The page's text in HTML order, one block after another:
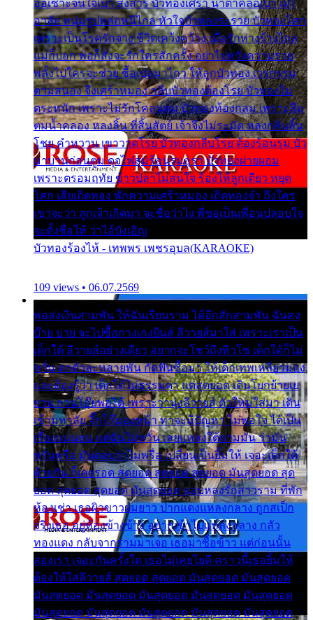
ออเซาะจนใจเบา สงสาร บัวทองเศร้า น้ำตาคลอเบ้า เฝ้า
อาลัย หนุ่มรูปหล่อหนีไกล หัวใจบัวทองระรวย บัวทองโศก
เพราะเป็นโรครักจาง ชีวิตเคว้งคว้าง เมื่อรักห่างร้างไกล
แม่ก็บอก พ่อก็สั่งจะรักใครสักครั้ง อย่าไปหวังความรวย
พลั้งไปใครจะช่วย ซื้อเปลมาไกว ให้ลูกบัวทอง เวรกรรม
ตามสนอง จึงเศร้าหมอง กลีบบัวทองต้องโรย บัวทองไม่
ตระหนัก เพราะไม่รักโคลนตม บัวทองท้องกลม เพราะลืม
ตมน้ำคลอง หลงลิ้น ที่สิ้นสัตย์ เจ้าจึงไม่ระมัด หลงกลิ่นลิ้น
โชย คำหวาน เขาวาดโรย บัวทองกลีบโรย ต้องร้อนรุม บัว
มาบานก่อนตูม ดุจไฟสุมร้อนรุมอุรา บัวทองผ่ายผอม
เพราะตรอมฤทัย ข้าวปลาไม่สนใจ ร้องไห้ลูกเดียว หยุด
โศก เสียเถิดทอง พักความเศร้าหมอง เถิดทองจ๋า ถึงใคร
เขาจะว่า ลูกเจ้าเกิดมา จะชื่อว่าไง พี่ขอเป็นเพื่อนปลอบใจ
จะตั้งชื่อให้ ว่าไอ้บังเอิญ
บัวทองร้องไห้ - เทพพร เพชรอุบล(KARAOKE)
109 views • 06.07.2569
พ่อส่งเงินสามพัน ให้ฉันเรียนราม ได้อีกสักสามพัน ฉันคง
บ๊าย บาย จะไปซื้อกางเกงยีนส์ ลีวายส์มาใส่ เพราะเราเป็น
เด็กใต้ ลีวายส์อย่างเดียว อยากจะโชว์ถึงหิวโซ เด็กใต้ก็ไม่
หวั่น ตกตัวละหลายพัน กัดฟันซื้อมา ให้เด็กเทพเหลียวมอง
และต้องรู้ว่า เด็กใต้ไม่ธรรมดา แต่สุดยอด เดินโยกย้ายเย
ยวน กวนโอ๊ยพอได้ เพราะว่านุ่งลีวายส์ ตัวใหม่ใส่มา เดิน
เข้ามหาลัย จิ๊กโก๊มองหน้า ท่าจะมีปัญหา ไม่พอใจ ได้เป็น
เรื่องแน่นอน แต่ฉันไม่หวั่น เลยแหลงใต้ถามมัน ว่ามัน
พรั่นพรือ มันตอบว่าไม่พรื่อ เปลี่ยนเป็นยิ้มให้ เจอะเด็กใต้
ด้วยกัน ก็เลยรอด สุดยอด สุดยอด สุดยอด มันสุดยอด สุด
ยอด สุดยอด สุดยอด มันสุดยอด แอบหลงรักสาวราม ที่พัก
ห้องเช่า เธอผิวขาวผมยาว ปากแดงแหลงกลาง ถูกสเป็ก
จริงเธอ อยู่ห้องข้างข้าง อยากเข้าไปแหลงกลาง กลัว
ทองแดง กลับจากรามมาเจอ เธอมาซื้อข้าว แต่ก่อนนั้น
สองเรา เจอะกันครั้งใด เธอไม่เคยไยดี คราวนี้เธอยิ้มให้
ต้องให้ใส่ลีวายส์ สุดยอด สุดยอด มันสุดยอด มันสุดยอด
มันสุดยอด มันสุดยอด มันสุดยอด มันสุดยอด มันสุดยอด
มันสุดยอด มันสุดยอด มันสุดยอด มันสุดยอด มันสุดยอด